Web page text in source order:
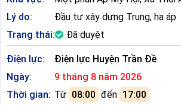
Lý do:
Đầu tư xây dựng Trung, hạ áp
Trạng thái:
Đã duyệt
Điện lực:
Điện lực Huyện Trần Đề
Ngày:
9 tháng 8 năm 2026
Thời gian: Từ 08:00 đến 17:00